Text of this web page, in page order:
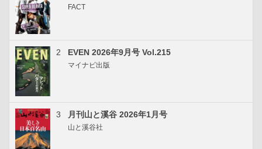
FACT
2 EVEN 2026年9月号 Vol.215
マイナビ出版
3 月刊山と溪谷 2026年1月号
山と溪谷社